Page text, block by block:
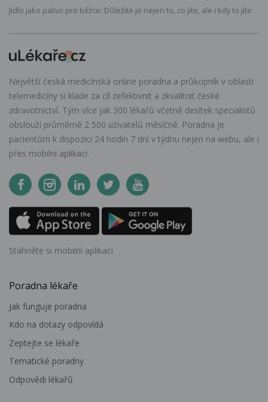
Jídlo jako palivo pro běžce: Důležité je nejen to, co jíte, ale i kdy to jíte
Největší česká medicínská online poradna a průkopník v oblasti
telemedicíny si klade za cíl zefektivnit a zkvalitnit české
zdravotnictví. Tým více jak 300 lékařů včetně desítek specialistů
obslouží průměrně 2 500 uživatelů měsíčně. Poradna je
pacientům k dispozici 24 hodin 7 dní v týdnu nejen na webu, ale i
přes mobilní aplikaci.
Stáhněte si mobilní aplikaci
Poradna lékaře
Jak funguje poradna
Kdo na dotazy odpovídá
Zeptejte se lékaře
Tematické poradny
Odpovědi lékařů